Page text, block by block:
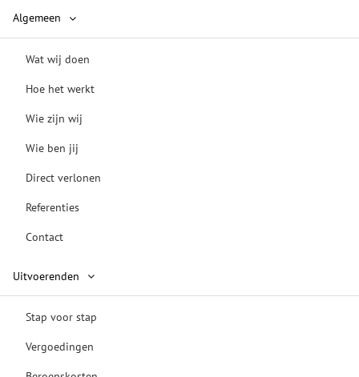
Algemeen
Wat wij doen
Hoe het werkt
Wie zijn wij
Wie ben jij
Direct verlonen
Referenties
Contact
Uitvoerenden
Stap voor stap
Vergoedingen